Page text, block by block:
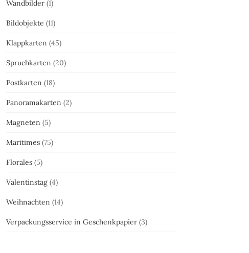
Wandbilder (1)
Bildobjekte (11)
Klappkarten (45)
Spruchkarten (20)
Postkarten (18)
Panoramakarten (2)
Magneten (5)
Maritimes (75)
Florales (5)
Valentinstag (4)
Weihnachten (14)
Verpackungsservice in Geschenkpapier (3)